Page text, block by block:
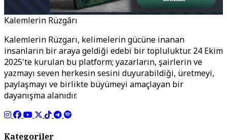
Kalemlerin Rüzgârı
Kalemlerin Rüzgarı, kelimelerin gücüne inanan
insanların bir araya geldiği edebi bir topluluktur. 24 Ekim
2025'te kurulan bu platform; yazarların, şairlerin ve
yazmayı seven herkesin sesini duyurabildiği, üretmeyi,
paylaşmayı ve birlikte büyümeyi amaçlayan bir
dayanışma alanıdır.
Kategoriler